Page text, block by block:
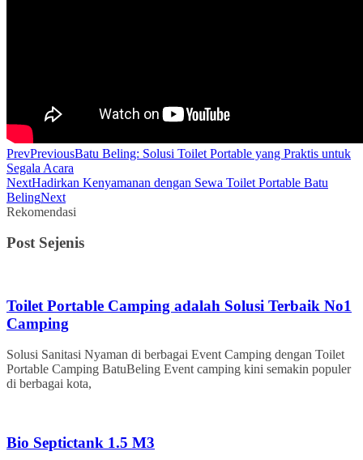
PrevPreviousBatu Beling: Solusi Toilet Portable yang Praktis untuk
Segala Acara
NextHadirkan Kenyamanan dengan Sewa Toilet Portable Batu
BelingNext
Rekomendasi
Post Sejenis
Toilet Portable Camping adalah Solusi Terbaik No1
Camping
Solusi Sanitasi Nyaman di berbagai Event Camping dengan Toilet
Portable Camping BatuBeling Event camping kini semakin populer
di berbagai kota,
Bio Septictank 1.5 M3